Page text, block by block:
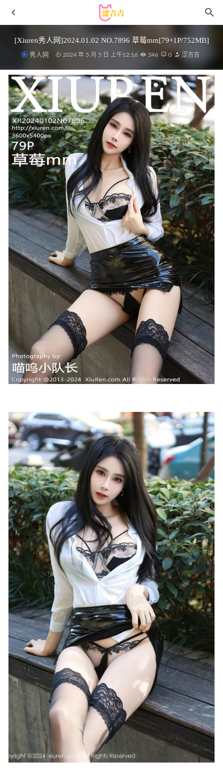
[Xiuren秀人网]2024.01.02 NO.7896 草莓mm[79+1P/752MB]
秀人网 2024 年 5 月 5 日 上午12:16 346 0 涩吉吉
[Ugirls尤果网]爱尤物 2022.08.15 No.2391 夏沫沫tifa[35P]
2023-01-15
[Xiuren秀人网]2025.11.04 NO.10946 Zoe柚柚[74P/773.45MB]
2026-06-05
HaNari(하나리) – NO.29 [LEEHEE EXPRESS] – LEHF-127
[75P-96M]
2025-04-18
咬一口兔娘(yiko湿润兔) – 十月T3特典『恶毒酒吧』[39P
625MB]
2025-09-25
鱼子酱Fish – 暗墙3[150P-1.86GB] 2023-06-28